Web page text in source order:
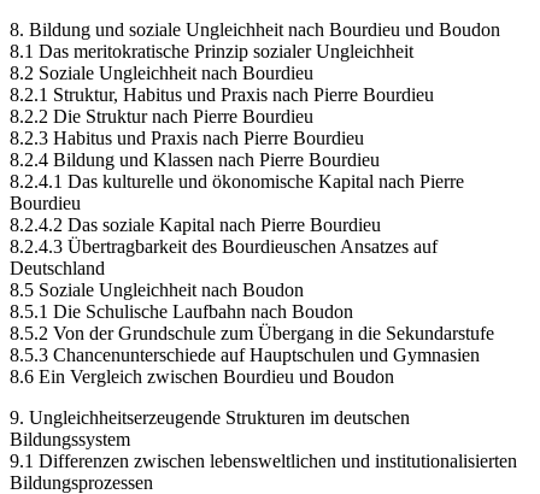
8. Bildung und soziale Ungleichheit nach Bourdieu und Boudon
8.1 Das meritokratische Prinzip sozialer Ungleichheit
8.2 Soziale Ungleichheit nach Bourdieu
8.2.1 Struktur, Habitus und Praxis nach Pierre Bourdieu
8.2.2 Die Struktur nach Pierre Bourdieu
8.2.3 Habitus und Praxis nach Pierre Bourdieu
8.2.4 Bildung und Klassen nach Pierre Bourdieu
8.2.4.1 Das kulturelle und ökonomische Kapital nach Pierre
Bourdieu
8.2.4.2 Das soziale Kapital nach Pierre Bourdieu
8.2.4.3 Übertragbarkeit des Bourdieuschen Ansatzes auf
Deutschland
8.5 Soziale Ungleichheit nach Boudon
8.5.1 Die Schulische Laufbahn nach Boudon
8.5.2 Von der Grundschule zum Übergang in die Sekundarstufe
8.5.3 Chancenunterschiede auf Hauptschulen und Gymnasien
8.6 Ein Vergleich zwischen Bourdieu und Boudon
9. Ungleichheitserzeugende Strukturen im deutschen
Bildungssystem
9.1 Differenzen zwischen lebensweltlichen und institutionalisierten
Bildungsprozessen